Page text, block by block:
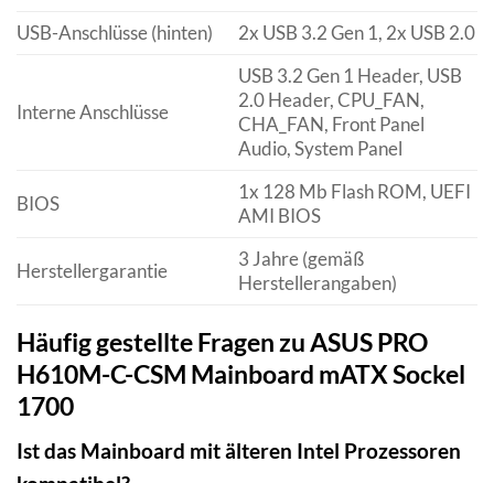
USB-Anschlüsse (hinten)
2x USB 3.2 Gen 1, 2x USB 2.0
Interne Anschlüsse
USB 3.2 Gen 1 Header, USB
2.0 Header, CPU_FAN,
CHA_FAN, Front Panel
Audio, System Panel
BIOS
1x 128 Mb Flash ROM, UEFI
AMI BIOS
Herstellergarantie
3 Jahre (gemäß
Herstellerangaben)
Häufig gestellte Fragen zu ASUS PRO
H610M-C-CSM Mainboard mATX Sockel
1700
Ist das Mainboard mit älteren Intel Prozessoren